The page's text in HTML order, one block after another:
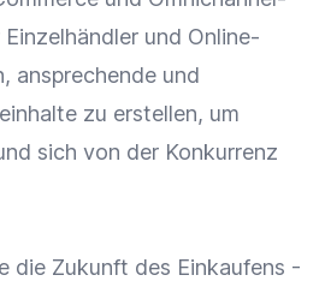
Einzelhändler und Online-
ansprechende und
zu erstellen, um
sich von der Konkurrenz
die Zukunft des Einkaufens -